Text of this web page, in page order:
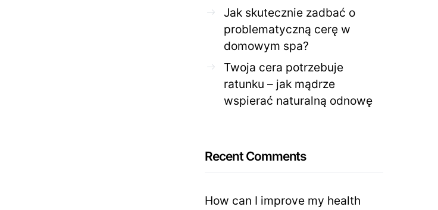
Jak skutecznie zadbać o
problematyczną cerę w
domowym spa?
Twoja cera potrzebuje
ratunku – jak mądrze
wspierać naturalną odnowę
Recent Comments
How can I improve my health